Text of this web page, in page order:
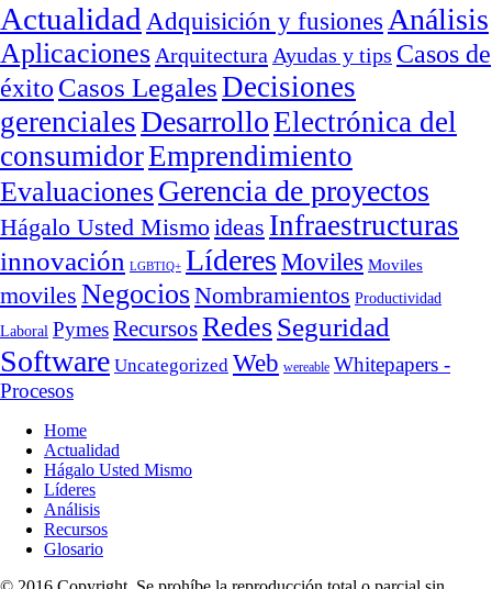
Actualidad Adquisición y fusionesAnálisis
Aplicaciones Arquitectura Ayudas y tips Casos de
éxito Casos LegalesDecisiones
gerencialesDesarrolloElectrónica del
consumidorEmprendimiento
EvaluacionesGerencia de proyectos
Hágalo Usted Mismoideas Infraestructuras
innovación LGBTIQ+ LíderesMoviles Moviles
moviles NegociosNombramientos Productividad
Laboral PymesRecursosRedesSeguridad
Software Uncategorized Web wereable Whitepapers -
Procesos
Home
Actualidad
Hágalo Usted Mismo
Líderes
Análisis
Recursos
Glosario